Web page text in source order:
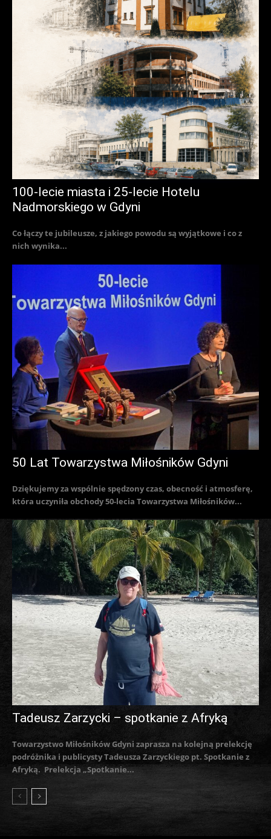
100-lecie miasta i 25-lecie Hotelu
Nadmorskiego w Gdyni
Co łączy te jubileusze, z jakiego powodu są wyjątkowe i co z
nich wynika...
50 Lat Towarzystwa Miłośników Gdyni
Dziękujemy za wspólnie spędzony czas, obecność i atmosferę,
która uczyniła obchody 50-lecia Towarzystwa Miłośników...
Tadeusz Zarzycki – spotkanie z Afryką
Towarzystwo Miłośników Gdyni zaprasza na kolejną prelekcję
podróżnika i publicysty Tadeusza Zarzyckiego pt. Spotkanie z
Afryką. Prelekcja „Spotkanie...